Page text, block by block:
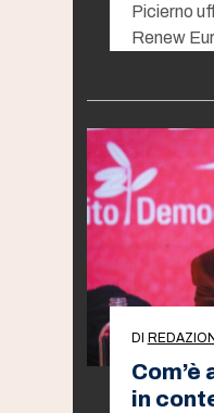
Picierno
Renew
DI
Com’è
in